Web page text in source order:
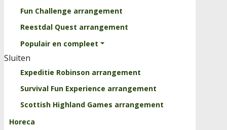
Fun Challenge arrangement
Reestdal Quest arrangement
Populair en compleet
Sluiten
Expeditie Robinson arrangement
Survival Fun Experience arrangement
Scottish Highland Games arrangement
Horeca